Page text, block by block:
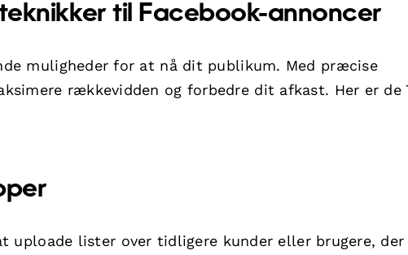
til Facebook-annoncer
muligheder for at nå dit publikum. Med præcise
rækkevidden og forbedre dit afkast. Her er de
uploade lister over tidligere kunder eller brugere, der